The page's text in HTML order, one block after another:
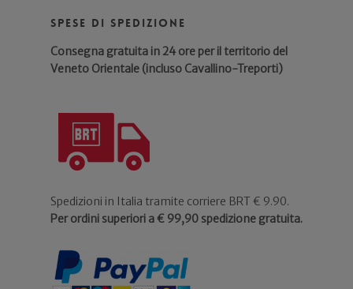
Spese di spedizione
Consegna gratuita in 24 ore per il territorio del
Veneto Orientale (incluso Cavallino-Treporti)
Spedizioni in Italia tramite corriere BRT € 9.90.
Per ordini superiori a € 99,90 spedizione gratuita.